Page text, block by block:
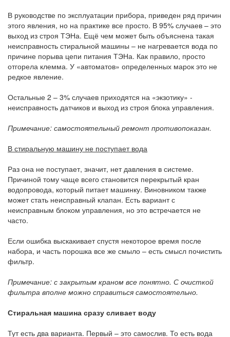
В руководстве по эксплуатации прибора, приведен ряд причин
этого явления, но на практике все просто. В 95% случаев – это
выход из строя ТЭНа. Ещё чем может быть объяснена такая
неисправность стиральной машины – не нагревается вода по
причине порыва цепи питания ТЭНа. Как правило, просто
отгорела клемма. У «автоматов» определенных марок это не
редкое явление.
Остальные 2 – 3% случаев приходятся на «экзотику» -
неисправность датчиков и выход из строя блока управления.
Примечание: самостоятельный ремонт противопоказан.
В стиральную машину не поступает вода
Раз она не поступает, значит, нет давления в системе.
Причиной тому чаще всего становится перекрытый кран
водопровода, который питает машинку. Виновником также
может стать неисправный клапан. Есть вариант с
неисправным блоком управления, но это встречается не
часто.
Если ошибка выскакивает спустя некоторое время после
набора, и часть порошка все же смыло – есть смысл почистить
фильтр.
Примечание: с закрытым краном все понятно. С очисткой
фильтра вполне можно справиться самостоятельно.
Стиральная машина сразу сливает воду
Тут есть два варианта. Первый – это самослив. То есть вода